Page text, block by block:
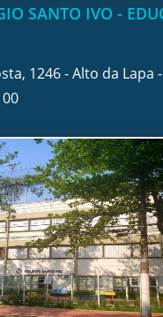
SANTO IVO -
1246 - Alto da Lapa